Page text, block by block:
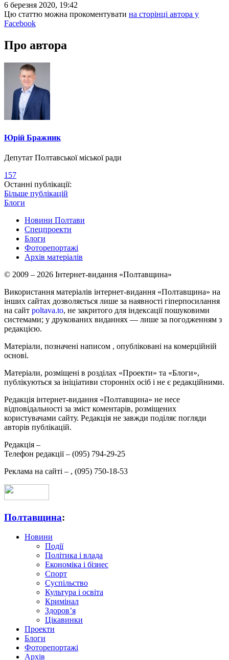
6 березня 2020, 19:42
Цю статтю можна прокоментувати на сторінці автора у
Facebook
Про автора
Юрій Бражник
Депутат Полтавської міської ради
157
Останні публікації:
Більше публікацій
Блоги
Новини Полтави
Спецпроекти
Блоги
Фоторепортажі
Архів матеріалів
© 2009 – 2026 Інтернет-видання «Полтавщина»
Використання матеріалів інтернет-видання «Полтавщина» на
інших сайтах дозволяється лише за наявності гіперпосилання
на сайт poltava.to, не закритого для індексації пошуковими
системами; у друкованих виданнях — лише за погодженням з
редакцією.
Матеріали, позначені написом , опубліковані на комерційній
основі.
Матеріали, розміщені в розділах «Проекти» та «Блоги»,
публікуються за ініціативи сторонніх осіб і не є редакційними.
Редакція інтернет-видання «Полтавщина» не несе
відповідальності за зміст коментарів, розміщених
користувачами сайту. Редакція не завжди поділяє погляди
авторів публікацій.
Редакція –
Телефон редакції – (095) 794-29-25
Реклама на сайті – , (095) 750-18-53
Полтавщина:
Новини
Події
Політика і влада
Економіка і бізнес
Спорт
Суспільство
Культура і освіта
Кримінал
Здоров’я
Цікавинки
Проекти
Блоги
Фоторепортажі
Архів